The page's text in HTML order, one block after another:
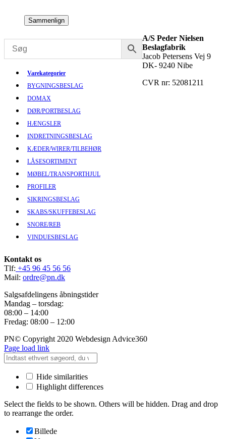
Sammenlign
Varekategorier
BYGNINGSBESLAG
DOMAX
DØR/PORTBESLAG
HÆNGSLER
INDRETNINGSBESLAG
KÆDER/WIRER/TILBEHØR
LÅSESORTIMENT
MØBEL/TRANSPORTHJUL
PROFILER
SIKRINGSBESLAG
SKABS/SKUFFEBESLAG
SNORE/REB
VINDUESBESLAG
A/S Peder Nielsen
Beslagfabrik
Jacob Petersens Vej 9
DK- 9240 Nibe
CVR nr: 52081211
Kontakt os
Tlf: +45 96 45 56 56
Mail: ordre@pn.dk
Salgsafdelingens åbningstider
Mandag – torsdag:
08:00 – 14:00
Fredag: 08:00 – 12:00
PN© Copyright 2020 Webdesign Advice360
Page load link
Hide similarities
Highlight differences
Select the fields to be shown. Others will be hidden. Drag and drop
to rearrange the order.
Billede